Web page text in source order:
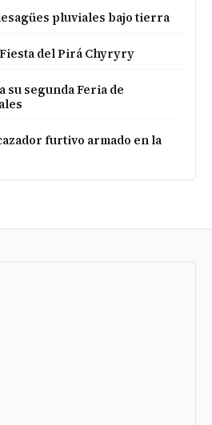
pluviales bajo tierra
del Pirá Chyryry
segunda Feria de
furtivo armado en la